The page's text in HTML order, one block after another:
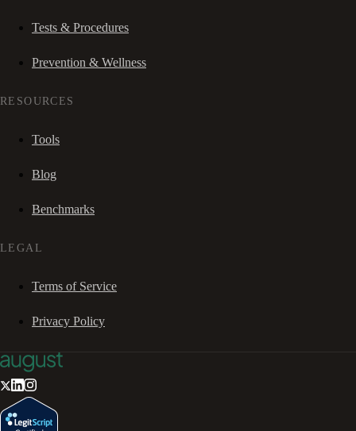
Tests & Procedures
Prevention & Wellness
RESOURCES
Tools
Blog
Benchmarks
LEGAL
Terms of Service
Privacy Policy